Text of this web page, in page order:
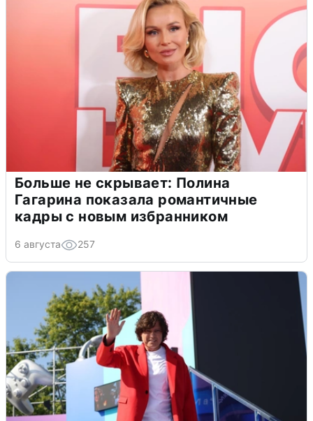
Больше не скрывает: Полина
Гагарина показала романтичные
кадры с новым избранником
6 августа 257